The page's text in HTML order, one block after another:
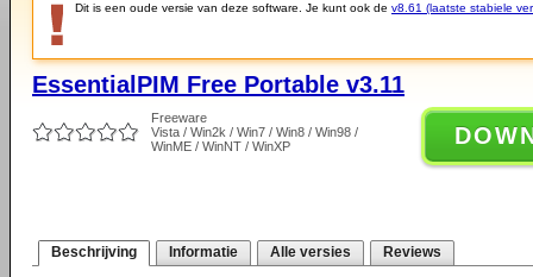
Dit is een oude versie van deze software. Je kunt ook de v8.61 (laatste stabiele
EssentialPIM Free Portable v3.11
Freeware
Vista / Win2k / Win7 / Win8 / Win98 /
WinME / WinNT / WinXP
Beschrijving Informatie Alle versies Reviews